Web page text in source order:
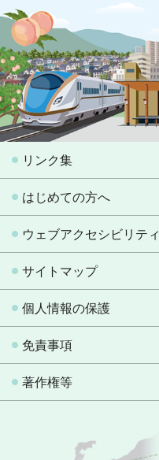
リンク集
はじめての方へ
ウェブアクセシビリティ
サイトマップ
個人情報の保護
免責事項
著作権等